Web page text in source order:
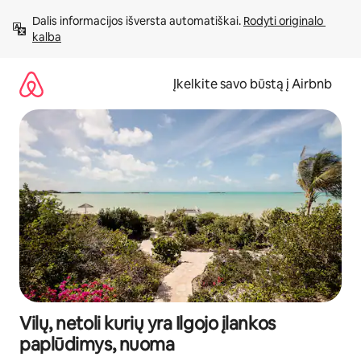
prie
turinio
Dalis informacijos išversta automatiškai. Rodyti originalo
kalba
Įkelkite savo būstą į Airbnb
Vilų, netoli kurių yra Ilgojo įlankos
paplūdimys, nuoma